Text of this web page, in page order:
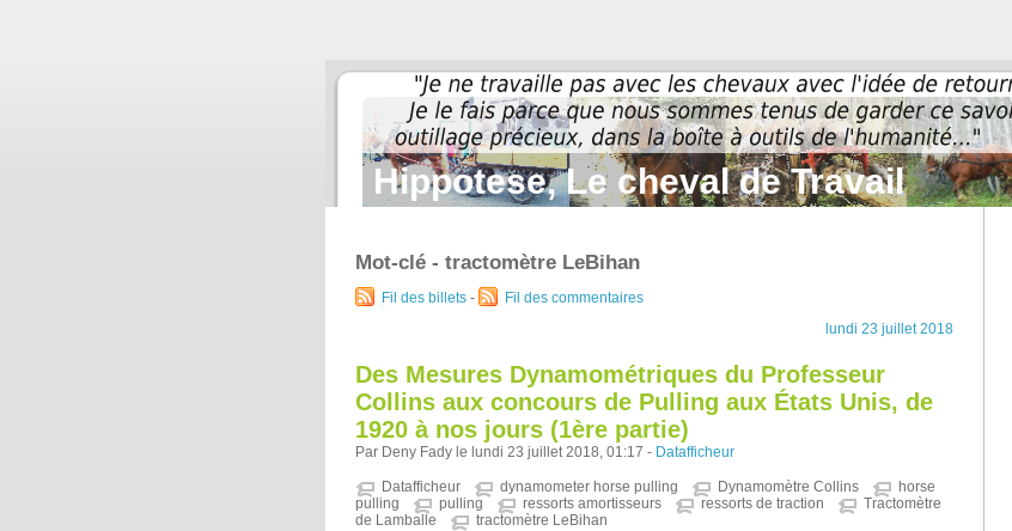
Hippotese, Le cheval de Travail
Mot-clé - tractomètre LeBihan
Fil des billets -
Fil des commentaires
lundi 23 juillet 2018
Des Mesures Dynamométriques du Professeur
Collins aux concours de Pulling aux États Unis, de
1920 à nos jours (1ère partie)
Par Deny Fady le lundi 23 juillet 2018, 01:17 - Datafficheur
Datafficheur dynamometer horse pulling Dynamomètre Collins
horse
pulling
pulling ressorts amortisseurs ressorts de traction
Tractomètre
de Lamballe
tractomètre LeBihan